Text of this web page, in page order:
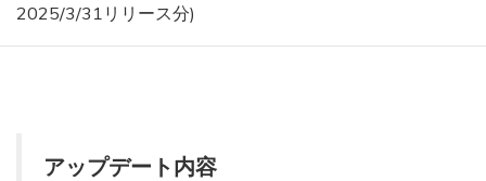
2025/3/31リリース分)
アップデート内容